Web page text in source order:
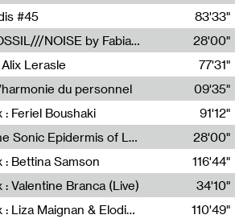
#45
83'33"
Radia Show #1113 : FOSSIL///NOISE by Fabiana Gibim / Wave Farm
28'00"
Lerasle
77'31"
du personnel
09'35"
Feriel Boushaki
91'12"
Radia Show #1112 : The Sonic Epidermis of Lake Léman by Paul Courlet / Guest Slot
28'00"
: Bettina Samson
116'44"
Valentine Branca (Live)
34'10"
Écouter sans les yeux : Liza Maignan & Elodie Lecat
110'49"